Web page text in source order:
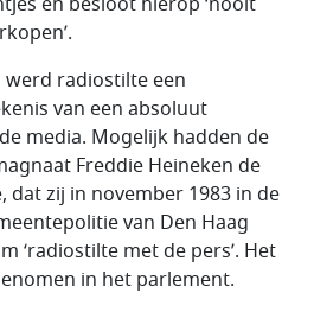
werd radiostilte een
van een absoluut
media. Mogelijk hadden de
Freddie Heineken de
dat zij in november 1983 in de
van Den Haag
‘radiostilte met de pers’. Het
in het parlement.